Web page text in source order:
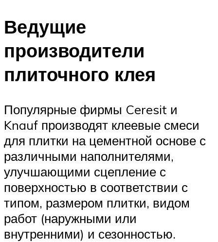
Ведущие
производители
плиточного клея
Популярные фирмы Ceresit и
Knauf производят клеевые смеси
для плитки на цементной основе с
различными наполнителями,
улучшающими сцепление с
поверхностью в соответствии с
типом, размером плитки, видом
работ (наружными или
внутренними) и сезонностью.